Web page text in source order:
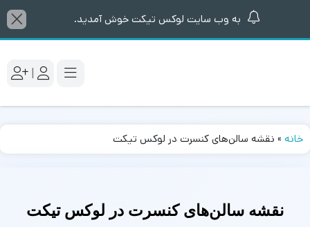
به وب سایت لوکس تیکت خوش آمدید.
|
خانه » نقشه سالن‌های کنسرت در لوکس تیکت​
نقشه سالن‌های کنسرت در لوکس تیکت​